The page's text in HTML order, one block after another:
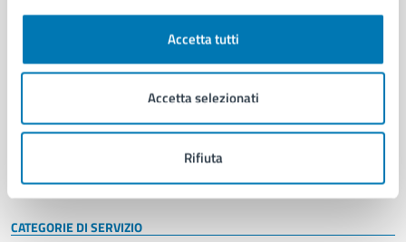
Accetta tutti
Accetta selezionati
Rifiuta
Organi di governo
Enti e fondazioni
Personale amministrativo
Intranet, posta aziendale e protocollo
CATEGORIE DI SERVIZIO